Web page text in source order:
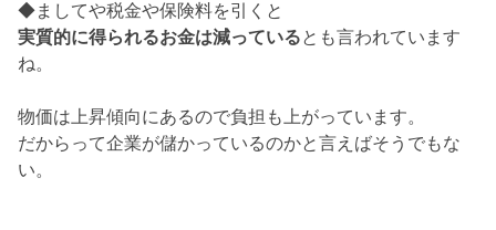
◆ましてや税金や保険料を引くと
実質的に得られるお金は減っているとも言われています
ね。
物価は上昇傾向にあるので負担も上がっています。
だからって企業が儲かっているのかと言えばそうでもな
い。